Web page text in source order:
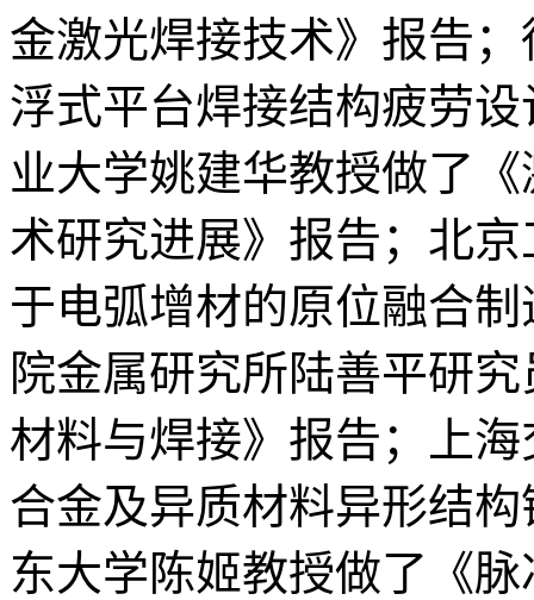
金激光焊接技术》报告
浮式平台焊接结构疲劳
业大学姚建华教授做了
术研究进展》报告；北
于电弧增材的原位融合
院金属研究所陆善平研
材料与焊接》报告；上
合金及异质材料异形结
东大学陈姬教授做了《